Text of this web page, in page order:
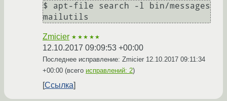
$ apt-file search -l bin/messages
Zmicier ★★★★★
12.10.2017 09:09:53 +00:00
Последнее исправление: Zmicier 12.10.2017 09:11:34
+00:00 (всего исправлений: 2)
Ссылка